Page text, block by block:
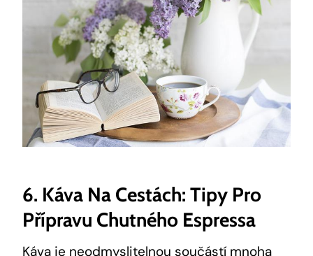
6. Káva Na Cestách: Tipy Pro
Přípravu Chutného Espressa
Káva je neodmyslitelnou součástí mnoha